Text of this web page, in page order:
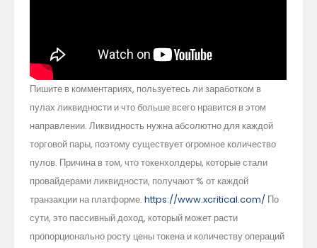
Пишите в комментариях, пользуетесь ли заработком в
пулах ликвидности и что больше всего нравится в этом
направлении. Ликвидность нужна абсолютно для каждой
торговой пары, поэтому существует огромное количество
пулов. Причина в том, что токенхолдеры, которые стали
провайдерами ликвидности, получают % от каждой
транзакции на платформе.https://www.xcritical.com/ По
сути, это пассивный доход, который может расти
пропорционально росту цены токена и количеству операций